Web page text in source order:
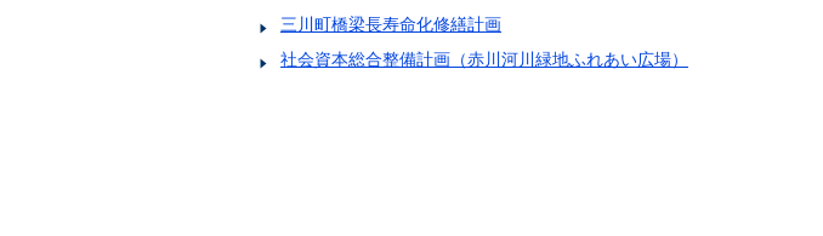
三川町橋梁長寿命化修繕計画
社会資本総合整備計画（赤川河川緑地ふれあい広場）